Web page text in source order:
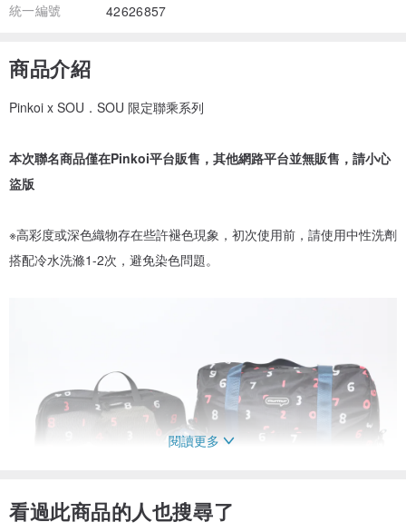
統一編號
42626857
商品介紹
Pinkoi x SOU．SOU 限定聯乘系列
本次聯名商品僅在Pinkoi平台販售，其他網路平台並無販售，請小心
盜版
※高彩度或深色織物存在些許褪色現象，初次使用前，請使用中性洗劑
搭配冷水洗滌1-2次，避免染色問題。
閱讀更多
看過此商品的人也搜尋了